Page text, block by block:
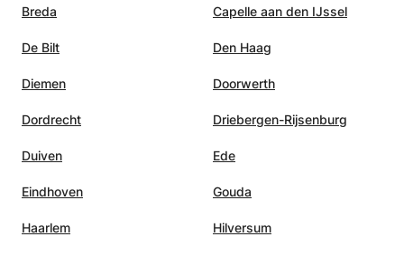
Breda Capelle aan den IJssel
De Bilt Den Haag
Diemen Doorwerth
Dordrecht Driebergen-Rijsenburg
Duiven Ede
Eindhoven Gouda
Haarlem Hilversum